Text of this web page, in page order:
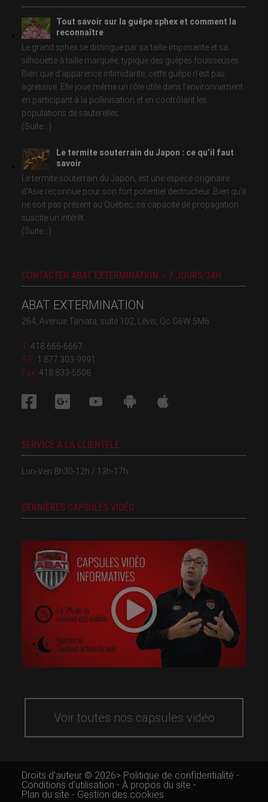
Tout savoir sur la guêpe sphex et comment la
reconnaître
Le grand sphex se distingue par sa taille imposante et sa
silhouette à taille marquée, typique des guêpes fouisseuses.
Bien que d’apparence intimidante, cette guêpe n’est pas
agressive. Elle joue même un rôle utile dans l’environnement
en participant à la pollinisation et en contrôlant les
populations de sauterelles.
(Suite...)
Le termite souterrain du Japon : ce qu’il faut
savoir
Le termite souterrain du Japon, est une espèce originaire
d'Asie reconnue pour son fort potentiel destructeur. Bien qu'il
ne soit pas présent au Québec, sa capacité de propagation
suscite un intérêt.
(Suite...)
CONTACTER ABAT EXTERMINATION – 7 JOURS/24H
ABAT EXTERMINATION
264, Avenue Taniata, suite 102, Lévis, Qc G6W 5M6
T: 418 666-6667
S.F: 1 877 303-9991
Fax: 418 833-5508
SERVICE À LA CLIENTÈLE
Lun-Ven 8h30-12h / 13h-17h
DERNIÈRES CAPSULES VIDÉO
Voir toutes nos capsules vidéo
Droits d'auteur © 2026> Politique de confidentialité -
Conditions d'utilisation - À propos du site -
Plan du site - Gestion des cookies